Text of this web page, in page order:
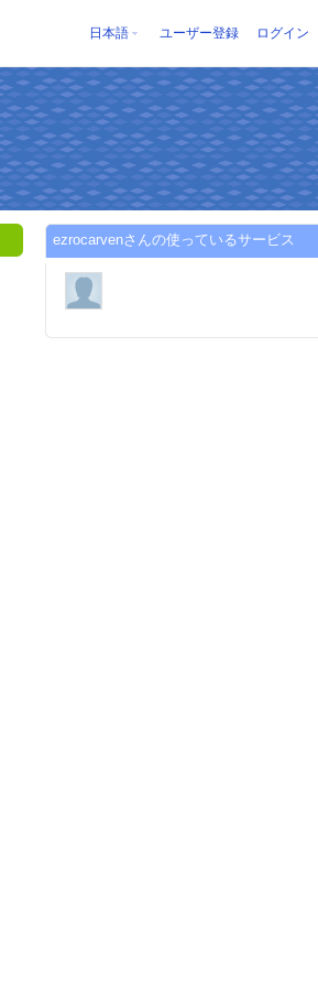
日本語 ユーザー登録 ログイン
ezrocarvenさんの使っているサービス